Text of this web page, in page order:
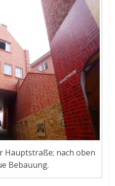
Hauptstraße; nach oben
Bebauung.